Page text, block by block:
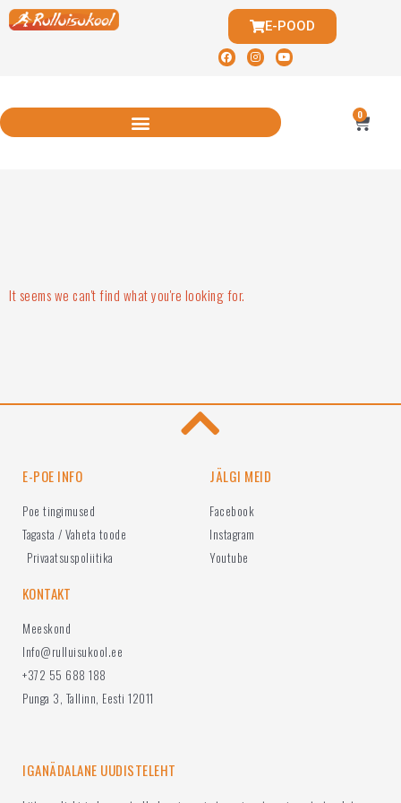
E-POOD
0
It seems we can't find what you're looking for.
E-POE INFO
Poe tingimused
Tagasta / Vaheta toode
Privaatsuspoliitika
JÄLGI MEID
Facebook
Instagram
Youtube
KONTAKT
Meeskond
Info@rulluisukool.ee
+372 55 688 188
Punga 3, Tallinn, Eesti 12011
IGANÄDALANE UUDISTELEHT